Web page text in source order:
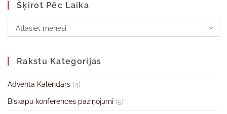
Šķirot Pēc Laika
Atlasiet mēnesi
Rakstu Kategorijas
Adventa Kalendārs (4)
Bīskapu konferences paziņojumi (5)